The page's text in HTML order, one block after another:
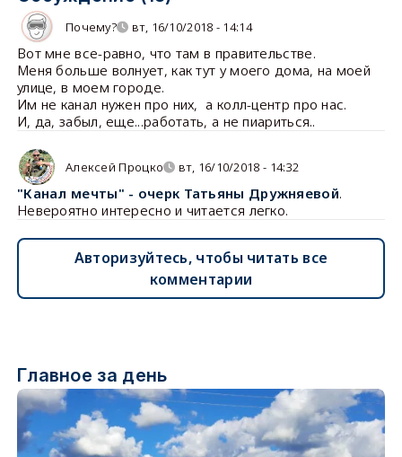
Почему? вт, 16/10/2018 - 14:14
Вот мне все-равно, что там в правительстве.
Меня больше волнует, как тут у моего дома, на моей
улице, в моем городе.
Им не канал нужен про них, а колл-центр про нас.
И, да, забыл, еще...работать, а не пиариться..
Алексей Процко вт, 16/10/2018 - 14:32
"Канал мечты" - очерк Татьяны Дружняевой.
Невероятно интересно и читается легко.
Авторизуйтесь, чтобы читать все
комментарии
Главное за день